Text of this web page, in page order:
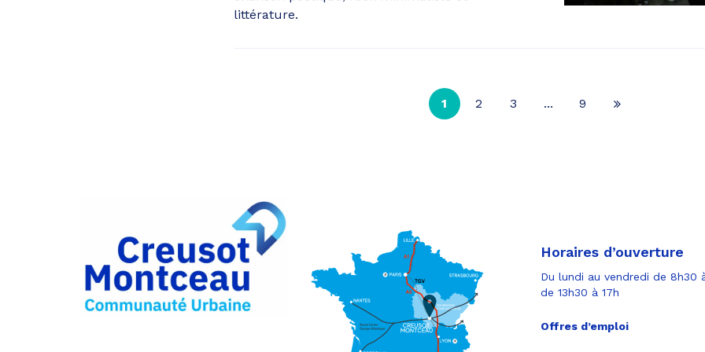
littérature.
1 2 3 ... 9
Page
Horaires d’ouverture
Du lundi au vendredi de 8h30
de 13h30 à 17h
Offres d’emploi